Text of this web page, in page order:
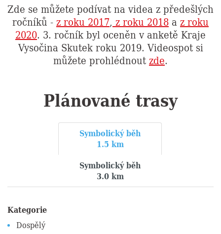
Zde se můžete podívat na videa z předešlých
ročníků -z roku 2017, z roku 2018 az roku
2020. 3. ročník byl oceněn v anketě Kraje
Vysočina Skutek roku 2019. Videospot si
můžete prohlédnoutzde.
Plánované trasy
Symbolický běh
1.5 km
Symbolický běh
3.0 km
Kategorie
Dospělý